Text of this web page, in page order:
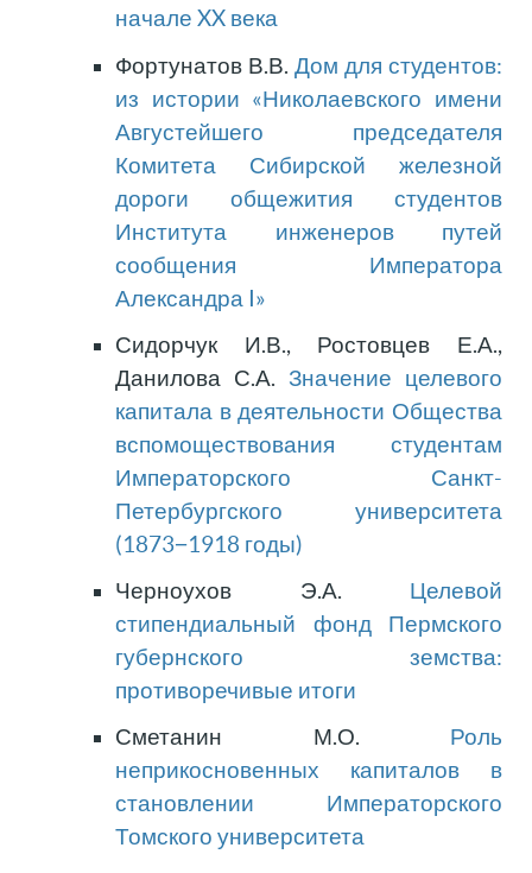
начале XX века
Фортунатов В.В. Дом для студентов:
из истории «Николаевского имени
Августейшего председателя
Комитета Сибирской железной
дороги общежития студентов
Института инженеров путей
сообщения Императора
Александра I»
Сидорчук И.В., Ростовцев Е.А.,
Данилова С.А. Значение целевого
капитала в деятельности Общества
вспомоществования студентам
Императорского Санкт-
Петербургского университета
(1873−1918 годы)
Черноухов Э.А. Целевой
стипендиальный фонд Пермского
губернского земства:
противоречивые итоги
Сметанин М.О. Роль
неприкосновенных капиталов в
становлении Императорского
Томского университета